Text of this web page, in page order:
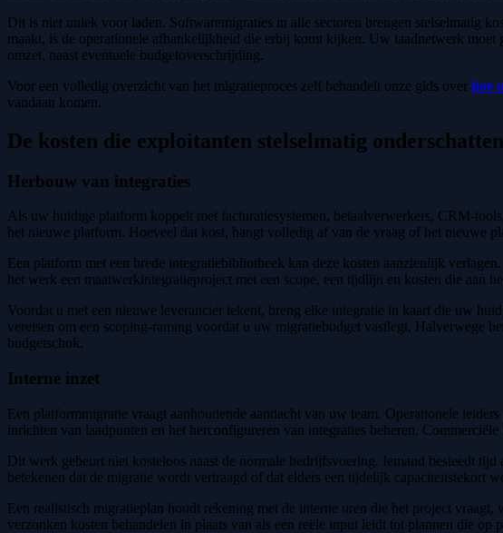
Dit is niet uniek voor laden. Softwaremigraties in alle sectoren brengen stelselmatig
maakt, is de operationele afhankelijkheid die erbij komt kijken. Uw laadnetwerk moet
omzet, naast eventuele budgetoverschrijding.
Voor een volledig overzicht van het migratieproces zelf behandelt onze gids over hoe
vandaan komen.
De kosten die exploitanten stelselmatig onderschatten
Herbouw van integraties
Als uw huidige platform koppelt met facturatiesystemen, betaalverwerkers, CRM-
het nieuwe platform. Hoeveel dat kost, hangt volledig af van de vraag of het nieuwe
Een platform met een brede integratiebibliotheek kan deze kosten aanzienlijk
het werk een maatwerkintegratieproject met een scope, een tijdlijn en kosten die aan
Voordat u met een nieuwe leverancier tekent, breng elke integratie in kaart die uw
vereisen om een scoping-raming voordat u uw migratiebudget vastlegt. Halverwege
budgetschok.
Interne inzet
Een platformmigratie vraagt aanhoudende aandacht van uw team. Operationele
inrichten van laadpunten en het herconfigureren van integraties beheren.
Dit werk gebeurt niet kosteloos naast de normale bedrijfsvoering. Iemand besteedt
betekenen dat de migratie wordt vertraagd of dat elders een tijdelijk capaciteitstekort
Een realistisch migratieplan houdt rekening met de interne uren die het project
verzonken kosten behandelen in plaats van als een reële input leidt tot plannen die